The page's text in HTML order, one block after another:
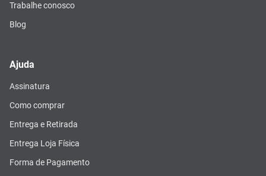
Trabalhe conosco
Blog
Ajuda
Assinatura
Como comprar
Entrega e Retirada
Entrega Loja Física
Forma de Pagamento